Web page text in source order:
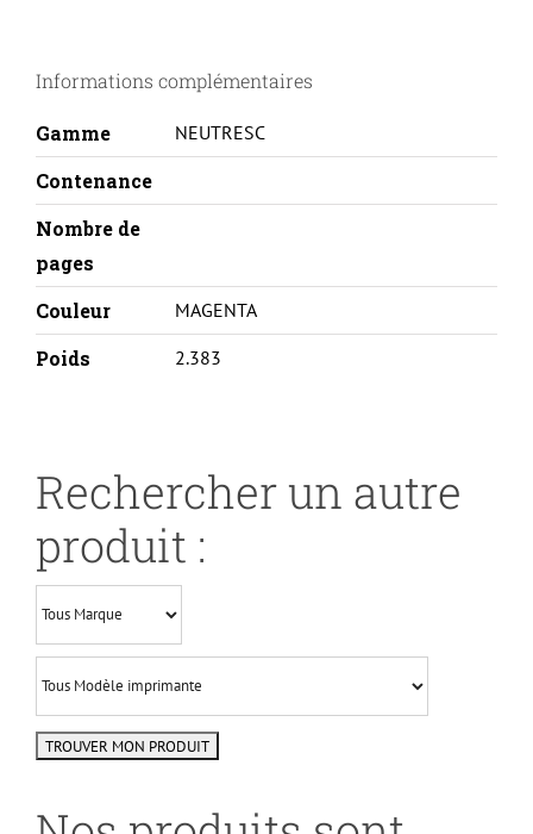
M-
Informations complémentaires
Gamme NEUTRESC
Contenance
Nombre de
pages
Couleur
MAGENTA
Poids 2.383
Rechercher un autre
produit :